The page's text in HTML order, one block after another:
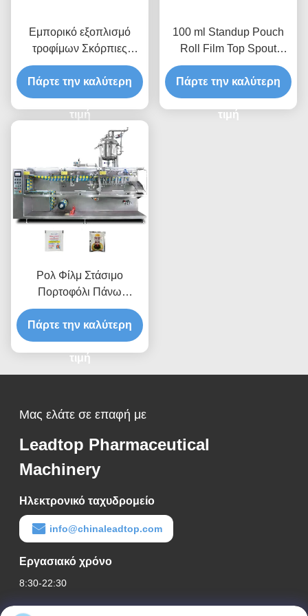
Εμπορικό εξοπλισμό
τροφίμων Σκόρπιες
κύβους ζάχαρης άλατος
Αυτοματοποιημένο
οριζόντιο
πολυλειτουργικό
συσκευαστήριο
Πάρτε την καλύτερη
τιμή
100 ml Standup Pouch
Roll Film Top Spout
Doypack αυτόματη
οριζόντια
πολυλειτουργική
συσκευασία
Πάρτε την καλύτερη
τιμή
Ρολ Φίλμ Στάσιμο
Πορτοφόλι Πάνω
Σφουγγαρίστρα Doypack
Γάλα Τσάι Γεμίζοντας
Οριζόντια
πολυλειτουργική
συσκευασία μηχανή
Πάρτε την καλύτερη
τιμή
Μας ελάτε σε επαφή με
Leadtop Pharmaceutical
Machinery
Ηλεκτρονικό ταχυδρομείο
info@chinaleadtop.com
Εργασιακό χρόνο
8:30-22:30